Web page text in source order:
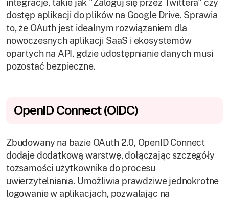
Show details
Allow all
dostęp aplikacji do plików na Google Drive. Sprawia
to, że OAuth jest idealnym rozwiązaniem dla
nowoczesnych aplikacji SaaS i ekosystemów
opartych na API, gdzie udostępnianie danych musi
pozostać bezpieczne.
OpenID Connect (OIDC)
Zbudowany na bazie OAuth 2.0, OpenID Connect
dodaje dodatkową warstwę, dołączając szczegóły
tożsamości użytkownika do procesu
uwierzytelniania. Umożliwia prawdziwe jednokrotne
logowanie w aplikacjach, pozwalając na